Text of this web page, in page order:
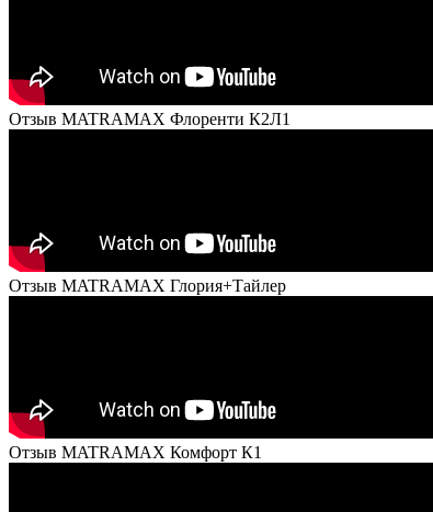
Отзыв MATRAMAX Флоренти К2Л1
Отзыв MATRAMAX Глория+Тайлер
Отзыв MATRAMAX Комфорт К1